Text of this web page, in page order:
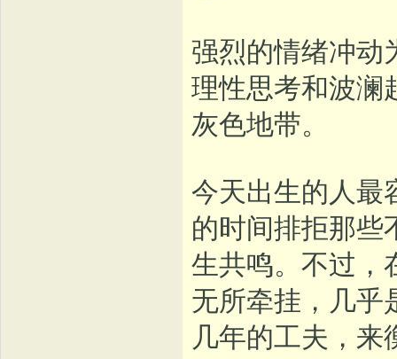
强烈的情绪冲动
理性思考和波澜
灰色地带。
今天出生的人最
的时间排拒那些
生共鸣。不过，
无所牵挂，几乎
几年的工夫，来